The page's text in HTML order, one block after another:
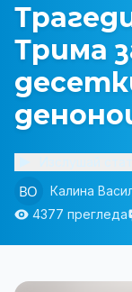
Трима
Калина
4377 прегледа